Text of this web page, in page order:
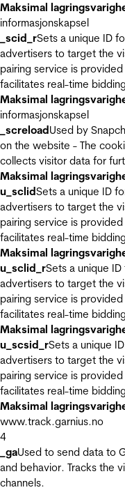
Maksimal
informasjonskapsel
_scid_rSets a unique ID
advertisers to target the
pairing service is
facilitates real-time
Maksimal
informasjonskapsel
_screloadUsed by
on the website - The
collects visitor data for
Maksimal
u_sclidSets a unique ID
advertisers to target the
pairing service is
facilitates real-time
Maksimal
u_sclid_rSets a unique
advertisers to target the
pairing service is
facilitates real-time
Maksimal
u_scsid_rSets a unique
advertisers to target the
pairing service is
facilitates real-time
Maksimal
www.track.garnius.no
4
_gaUsed to send data to
and behavior. Tracks the
channels.